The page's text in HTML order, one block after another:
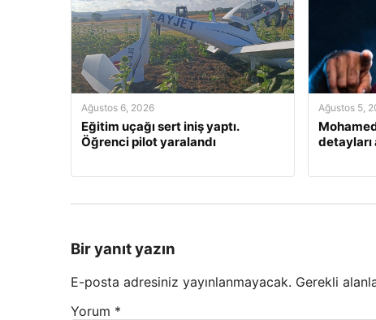
Ağustos 6, 2026
Eğitim uçağı sert iniş yaptı.
Öğrenci pilot yaralandı
Ağustos 5,
detayları
Bir yanıt yazın
E-posta adresiniz yayınlanmayacak. Gerekli
Yorum *